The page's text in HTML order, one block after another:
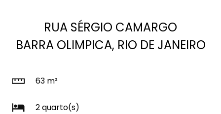
RUA SÉRGIO CAMARGO
BARRA OLIMPICA, RIO DE JANEIRO
63 m²
2 quarto(s)